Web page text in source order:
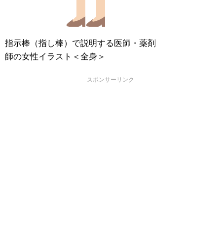
指示棒（指し棒）で説明する医師・薬剤
師の女性イラスト＜全身＞
スポンサーリンク